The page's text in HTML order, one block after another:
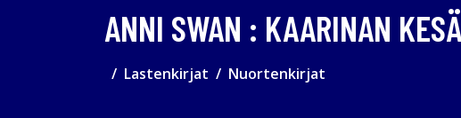
ANNI SWAN : KAARINAN
Lastenkirjat Nuortenkirjat